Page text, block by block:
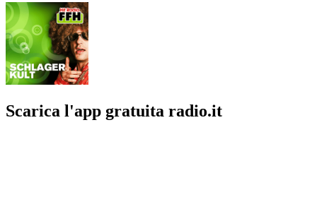
Scarica l'app gratuita radio.it